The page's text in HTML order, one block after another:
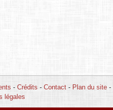
- Crédits - Contact- Plan du site-
légales